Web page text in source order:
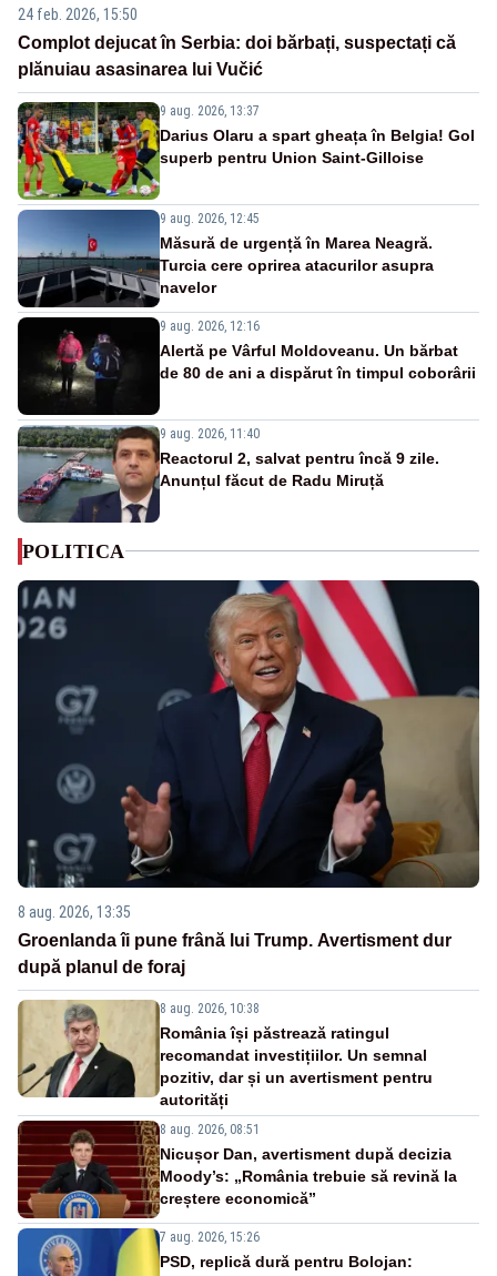
24 feb. 2026, 15:50
Complot dejucat în Serbia: doi bărbați, suspectați că
plănuiau asasinarea lui Vučić
9 aug. 2026, 13:37
Darius Olaru a spart gheața în Belgia! Gol
superb pentru Union Saint-Gilloise
9 aug. 2026, 12:45
Măsură de urgență în Marea Neagră.
Turcia cere oprirea atacurilor asupra
navelor
9 aug. 2026, 12:16
Alertă pe Vârful Moldoveanu. Un bărbat
de 80 de ani a dispărut în timpul coborârii
9 aug. 2026, 11:40
Reactorul 2, salvat pentru încă 9 zile.
Anunțul făcut de Radu Miruță
POLITICA
8 aug. 2026, 13:35
Groenlanda îi pune frână lui Trump. Avertisment dur
după planul de foraj
8 aug. 2026, 10:38
România își păstrează ratingul
recomandat investițiilor. Un semnal
pozitiv, dar și un avertisment pentru
autorități
8 aug. 2026, 08:51
Nicușor Dan, avertisment după decizia
Moody’s: „România trebuie să revină la
creștere economică”
7 aug. 2026, 15:26
PSD, replică dură pentru Bolojan: